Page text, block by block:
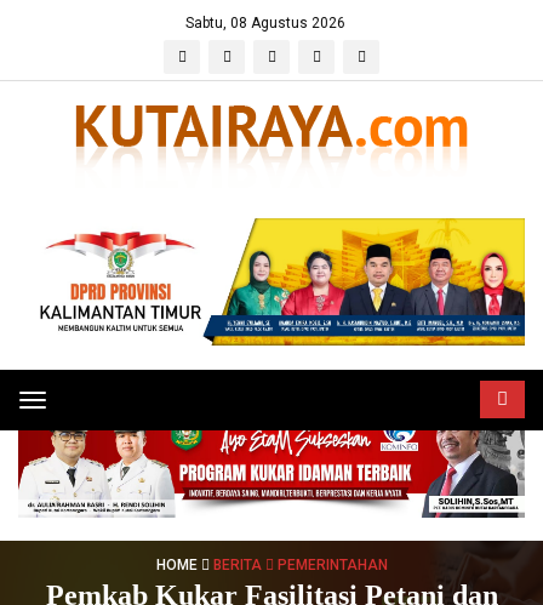
Sabtu, 08 Agustus 2026
Toggle
navigation
HOME BERITA PEMERINTAHAN
Pemkab Kukar Fasilitasi Petani dan